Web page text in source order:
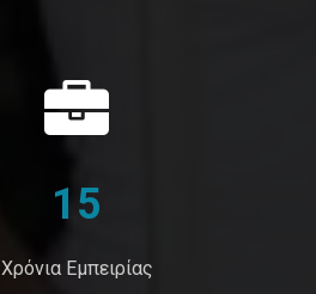
15
Χρόνια Εμπειρίας